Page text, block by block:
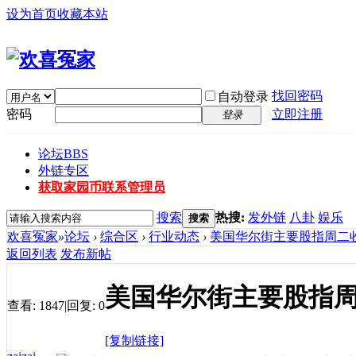
设为首页收藏本站
自动登录 找回密码
密码
登录 立即注册
论坛BBS
外链专区
获取家园币联系管理员
搜索 搜索 热搜: 发外链 八卦 娱乐
欢喜冤家»论坛 › 综合区 › 行业动态 › 美国华尔街主要股指周二
返回列表 发布新帖
查看: 1847|回复: 0美国华尔街主要股指
[复制链接]